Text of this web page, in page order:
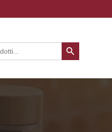
Search Button